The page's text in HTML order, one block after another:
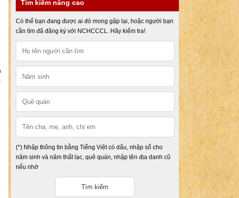
Tìm kiếm nâng cao
Có thể bạn đang được ai đó mong gặp lại, hoặc người bạn
cần tìm đã đăng ký với NCHCCCL. Hãy kiểm tra!
(*) Nhập thông tin bằng Tiếng Việt có dấu, nhập số cho
năm sinh và năm thất lạc, quê quán, nhập tên địa danh cũ
nếu nhớ